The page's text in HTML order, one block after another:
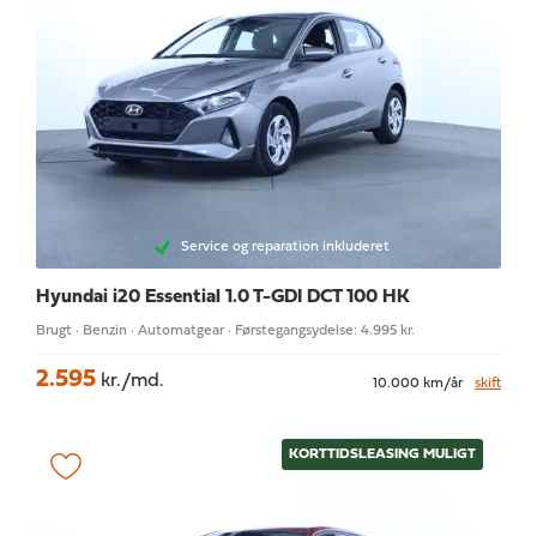
Service og reparation inkluderet
Hyundai i20 Essential 1.0 T-GDI DCT 100 HK
Brugt · Benzin · Automatgear · Førstegangsydelse: 4.995 kr.
2.595 kr./md. 10.000 km/år skift
KORTTIDSLEASING MULIGT